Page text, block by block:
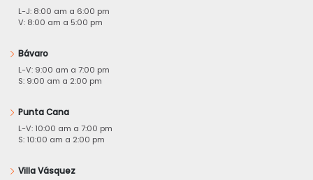
L-J: 8:00 am a 6:00 pm
V: 8:00 am a 5:00 pm
Bávaro
L-V: 9:00 am a 7:00 pm
S: 9:00 am a 2:00 pm
Punta Cana
L-V: 10:00 am a 7:00 pm
S: 10:00 am a 2:00 pm
Villa Vásquez